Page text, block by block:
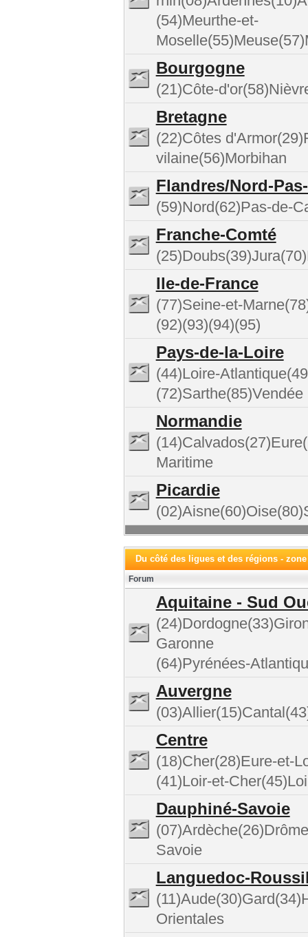
(54)Meurthe-et-
Bourgogne
(21)Côte-
Bretagne
(22)Côtes
vilaine(56)Morbihan
Flandres/Nord-
(59)Nord(62)Pas-de-
Franche-Comté
Ile-de-France
(77)Seine-et-
(92)(93)(94)(95)
Pays-de-la-Loire
(44)Loire-
(72)Sarthe(85)Vendée
Normandie
Maritime
Picardie
Du côté des ligues et des régions -
Forum
Aquitaine - Sud
Garonne
(64)Pyrénées-
Auvergne
Centre
(18)Cher(28)Eure-et-
(41)Loir-et-
Dauphiné-Savoie
Savoie
Languedoc-
Orientales